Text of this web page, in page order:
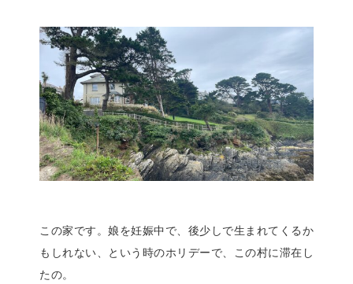
この家です。娘を妊娠中で、後少しで生まれてくるか
もしれない、という時のホリデーで、この村に滞在し
たの。